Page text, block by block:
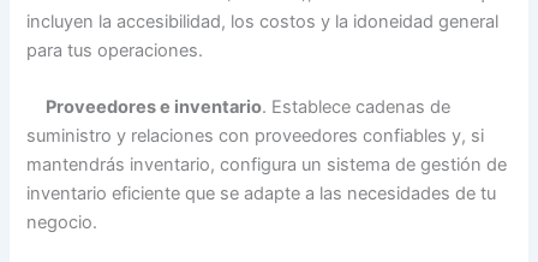
incluyen la accesibilidad, los costos y la idoneidad general
para tus operaciones.
Proveedores e inventario. Establece cadenas de
suministro y relaciones con proveedores confiables y, si
mantendrás inventario, configura un sistema de gestión de
inventario eficiente que se adapte a las necesidades de tu
negocio.